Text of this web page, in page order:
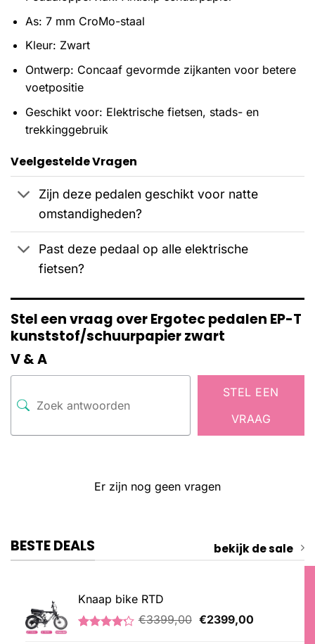
As: 7 mm CroMo-staal
Kleur: Zwart
Ontwerp: Concaaf gevormde zijkanten voor betere
voetpositie
Geschikt voor: Elektrische fietsen, stads- en
trekkinggebruik
Veelgestelde Vragen
Zijn deze pedalen geschikt voor natte
omstandigheden?
Past deze pedaal op alle elektrische
fietsen?
Stel een vraag over Ergotec pedalen EP-T
kunststof/schuurpapier zwart
V & A
STEL EEN
VRAAG
Er zijn nog geen vragen
BESTE DEALS bekijk de sale
Knaap bike RTD
€3399,00 Oorspronkelijke
€2399,00Huidige